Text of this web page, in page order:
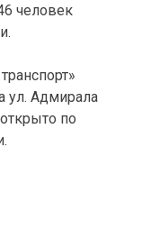
человек
ул. Адмирала
по